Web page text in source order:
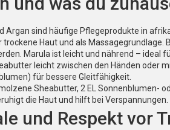
Argan sind häufige Pflegeprodukte in
Haut und als Massagegrundlage.
Marula ist leicht und nährend – ideal
leicht zwischen den Händen oder
für bessere Gleitfähigkeit.
Sheabutter, 2 EL Sonnenblumen-
die Haut und hilft bei Verspannungen.
und Respekt vor